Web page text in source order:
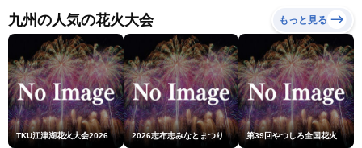
央・江川清音／有賀哲夫〉
九州の人気の花火大会 もっと見る
TKU江津湖花火大会2026 2026志布志みなとまつり 第39回やつしろ全国花火競技大会